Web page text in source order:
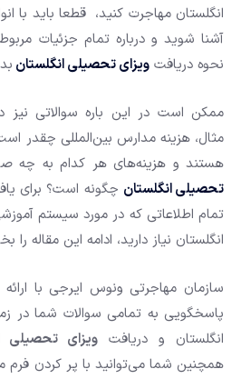
انگلستان مهاجرت کنید، قطعا باید با
آشنا شوید و درباره تمام جزئیات
نحوه دریافت ویزای تحصیلی انگلستان
ممکن است در این باره سوالاتی نیز
مثال، هزینه مدارس بین‌المللی چقدر
هستند و هزینه‌های هر کدام به چه
تحصیلی انگلستان چگونه است؟ برای
تمام اطلاعاتی که در مورد سیستم
انگلستان نیاز دارید، ادامه این مقاله را
سازمان مهاجرتی ونوس ایرجی با
پاسخگویی به تمامی سوالات شما در
انگلستان و دریافت ویزای تحصیلی
همچنین شما می‌توانید با پر کردن فرم